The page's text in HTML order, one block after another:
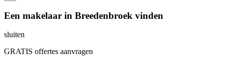
Een makelaar in Breedenbroek vinden
sluiten
GRATIS offertes aanvragen